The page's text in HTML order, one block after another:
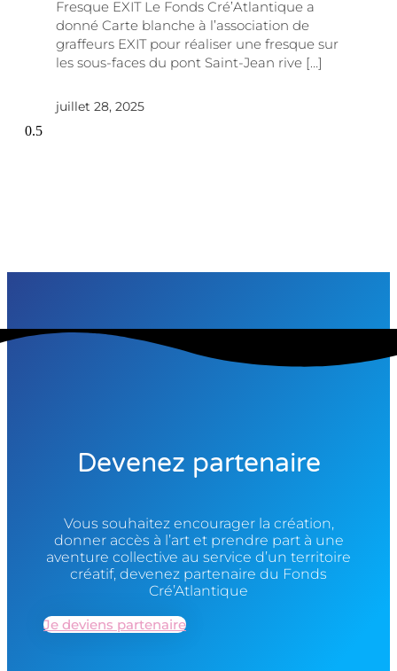
Fresque EXIT Le Fonds Cré’Atlantique a
donné Carte blanche à l’association de
graffeurs EXIT pour réaliser une fresque sur
les sous-faces du pont Saint-Jean rive […]
juillet 28, 2025
Devenez partenaire
Vous souhaitez encourager la création,
donner accès à l’art et prendre part à une
aventure collective au service d’un territoire
créatif, devenez partenaire du Fonds
Cré’Atlantique
Je deviens partenaire